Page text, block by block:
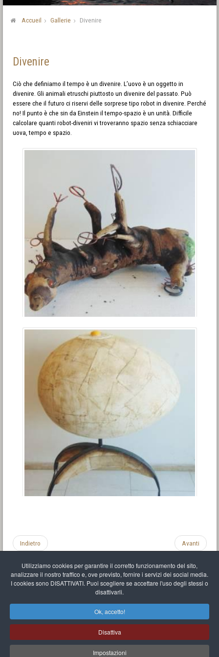
Utilizziamo cookies per garantire il corretto funzionamento del sito,
analizzare il nostro traffico e, ove previsto, fornire i servizi dei social media.
I cookies sono DISATTIVATI. Puoi scegliere se accettare l'uso degli stessi o
disattivarli.
Ok, accetto!
Disattiva
Impostazioni
Accueil Gallerie Divenire
Divenire
Ciò che definiamo il tempo è un divenire. L’uovo è un oggetto in
divenire. Gli animali etruschi piuttosto un divenire del passato. Può
essere che il futuro ci riservi delle sorprese tipo robot in divenire. Perché
no! Il punto è che sin da Einstein il tempo-spazio è un unità. Difficile
calcolare quanti robot-diveniri vi troveranno spazio senza schiacciare
uova, tempo e spazio.
Indietro Avanti
Mappa del sito
Mr Balthasar Brennenstuhl
Artista scultore e pittore
Quai Séverine Résidence Navy Club / 17 83430 Saint-Mandrier-sur-Mer,Provence-
Alpes-Côte d'Azur-France